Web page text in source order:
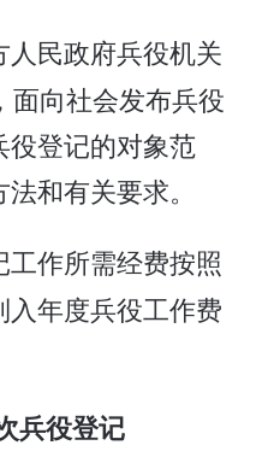
人民政府兵役机关
面向社会发布兵役
登记的对象范
和有关要求。
作所需经费按照
年度兵役工作费
兵役登记